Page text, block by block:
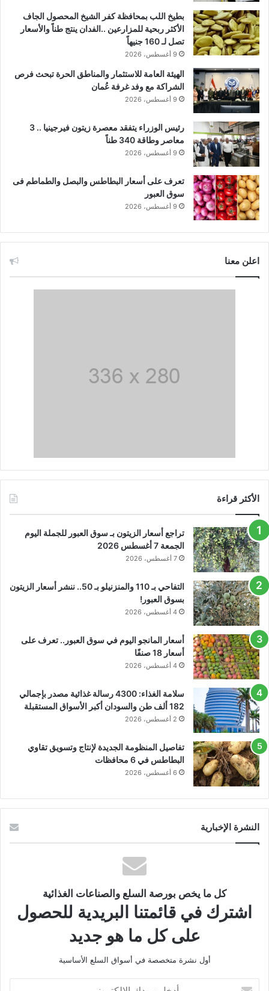
بطيخ اللب بمحافظة كفر الشيخ المحصول الجاف
الأكثر ربحية للمزارعين ..الفدان ينتج طناً والأسعار
تصل لـ 160 جنيهاً
9 أغسطس، 2026
الهيئة العامة للاستثمار والمناطق الحرة تبحث فرص
الشراكة مع وفد غرفة عُمان
9 أغسطس، 2026
رئيس الوزراء يتفقد معصرة زيتون فيرجينيا .. 3
معاصر وطاقة 340 طناً
9 أغسطس، 2026
تعرف على أسعار البطاطس والبصل والطماطم فى
سوق العبور
9 أغسطس، 2026
اعلن معنا
الأكثر قراءة
تراجع أسعار الزيتون بـ سوق العبور للجملة اليوم
الجمعة 7 أغسطس 2026
7 أغسطس، 2026
التفاحي بـ 110 والمنزنيلو بـ 50.. ننشر أسعار الزيتون
بسوق العبور!
4 أغسطس، 2026
أسعار المانجو اليوم في سوق العبور.. تعرف على
أسعار 18 صنفًا
4 أغسطس، 2026
سلامة الغذاء: 4300 رسالة غذائية مصدر بإجمالي
182 ألف طن والسودان أكبر الأسواق المستقبلة
2 أغسطس، 2026
تفاصيل المنظومة الجديدة لإنتاج وتسويق تقاوي
البطاطس في 6 محافظات
6 أغسطس، 2026
النشرة الإخبارية
كل ما يخص بورصة السلع والصناعات الغذائية
اشترك في قائمتنا البريدية للحصول
على كل ما هو جديد
أول نشرة متخصصة في أسواق السلع الأساسية